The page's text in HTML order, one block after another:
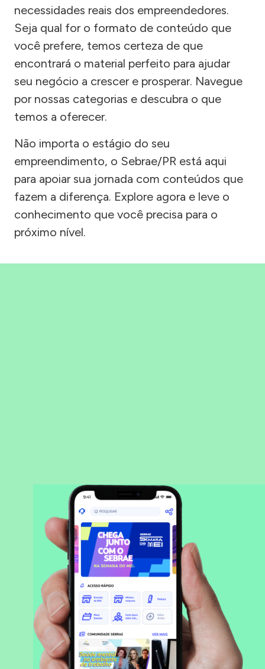
necessidades reais dos empreendedores.
Seja qual for o formato de conteúdo que
você prefere, temos certeza de que
encontrará o material perfeito para ajudar
seu negócio a crescer e prosperar. Navegue
por nossas categorias e descubra o que
temos a oferecer.
Não importa o estágio do seu
empreendimento, o Sebrae/PR está aqui
para apoiar sua jornada com conteúdos que
fazem a diferença. Explore agora e leve o
conhecimento que você precisa para o
próximo nível.